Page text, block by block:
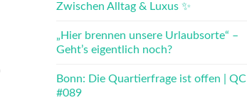
Zwischen Alltag & Luxus ✨
„Hier brennen unsere Urlaubsorte“ –
Geht’s eigentlich noch?
Bonn: Die Quartierfrage ist offen | QC
#089